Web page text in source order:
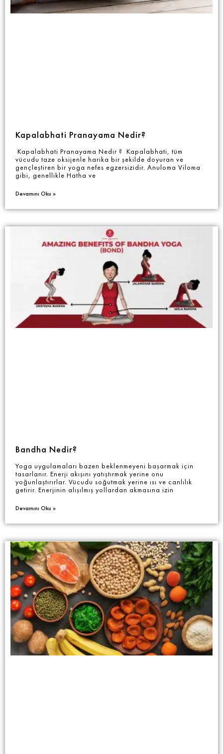
Kapalabhati Pranayama Nedir?
Kapalabhati Pranayama Nedir ? Kapalabhati, tüm
vücudu taze oksijenle harika bir şekilde doyuran ve
gençleştiren bir yoga nefes egzersizidir. Anuloma Viloma
gibi, genellikle Hatha ve
Devamını Oku »
Bandha Nedir?
Yoga uygulamaları bazen beklenmeyeni başarmak için
tasarlanır. Enerji akışını yatıştırmak yerine onu
yoğunlaştırırlar. Vücudu soğutmak yerine ısı ve canlılık
getirir. Enerjinin alışılmış yollardan akmasına izin
Devamını Oku »